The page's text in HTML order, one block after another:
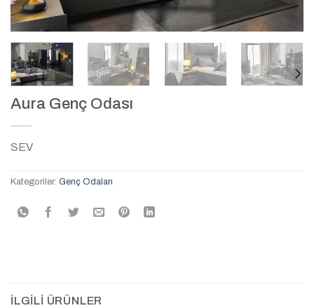
Aura Genç Odası
SEV
Kategoriler: Genç Odaları
İLGILI ÜRÜNLER